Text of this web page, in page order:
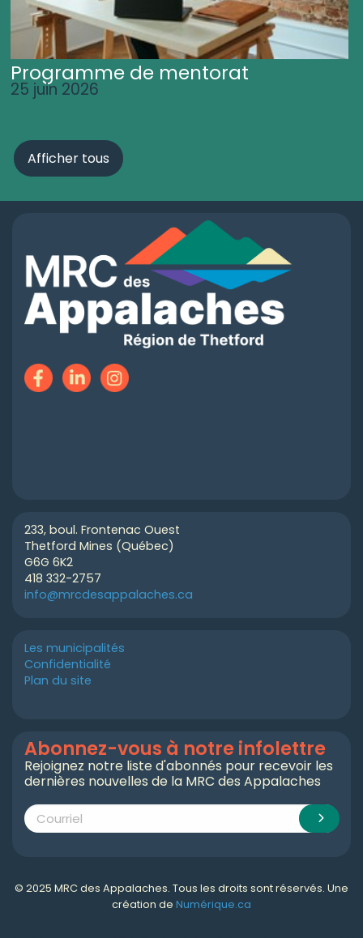
Programme de mentorat
25 juin 2026
Afficher tous
233, boul. Frontenac Ouest
Thetford Mines (Québec)
G6G 6K2
418 332-2757
info@mrcdesappalaches.ca
Les municipalités
Confidentialité
Plan du site
Abonnez-vous à notre infolettre
Rejoignez notre liste d'abonnés pour recevoir les
dernières nouvelles de la MRC des Appalaches
© 2025 MRC des Appalaches. Tous les droits sont réservés. Une
création de Numérique.ca